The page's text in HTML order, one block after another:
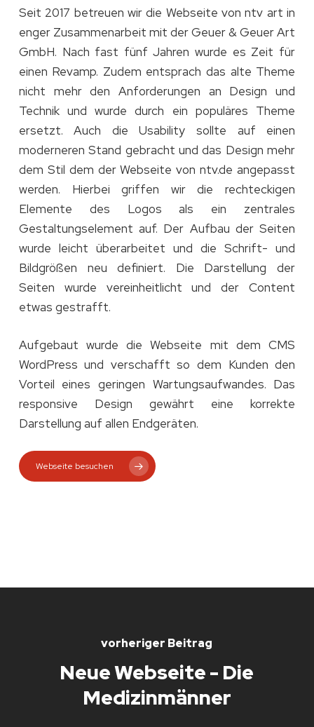
Seit 2017 betreuen wir die Webseite von ntv art in
enger Zusammenarbeit mit der Geuer & Geuer Art
GmbH. Nach fast fünf Jahren wurde es Zeit für
einen Revamp. Zudem entsprach das alte Theme
nicht mehr den Anforderungen an Design und
Technik und wurde durch ein populäres Theme
ersetzt. Auch die Usability sollte auf einen
moderneren Stand gebracht und das Design mehr
dem Stil dem der Webseite von ntv.de angepasst
werden. Hierbei griffen wir die rechteckigen
Elemente des Logos als ein zentrales
Gestaltungselement auf. Der Aufbau der Seiten
wurde leicht überarbeitet und die Schrift- und
Bildgrößen neu definiert. Die Darstellung der
Seiten wurde vereinheitlicht und der Content
etwas gestrafft.
Aufgebaut wurde die Webseite mit dem CMS
WordPress und verschafft so dem Kunden den
Vorteil eines geringen Wartungsaufwandes. Das
responsive Design gewährt eine korrekte
Darstellung auf allen Endgeräten.
Webseite besuchen
vorheriger Beitrag
Neue Webseite - Die
Medizinmänner